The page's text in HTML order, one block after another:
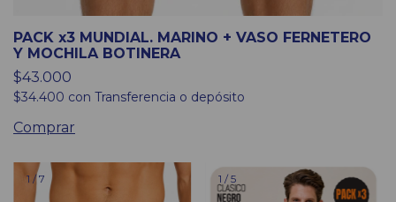
PACK x3 MUNDIAL. MARINO + VASO FERNETERO
Y MOCHILA BOTINERA
$43.000
$34.400 con Transferencia o depósito
Comprar
1 /7 1 / 5